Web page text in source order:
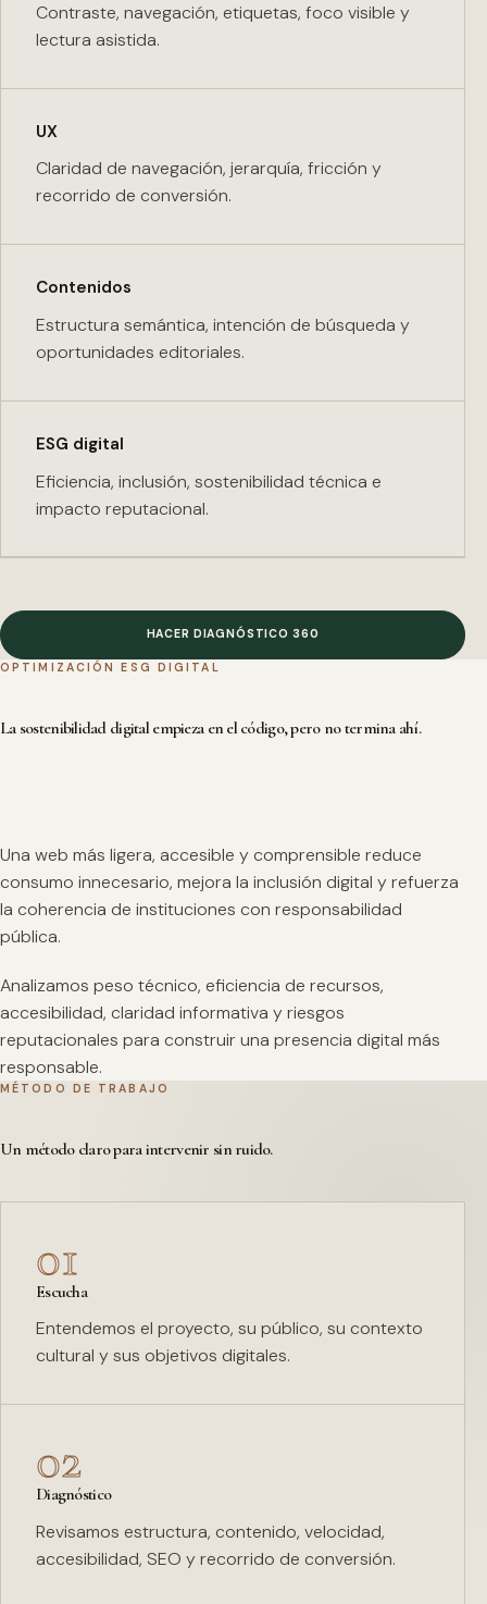
Contraste, navegación, etiquetas, foco visible y
lectura asistida.
UX
Claridad de navegación, jerarquía, fricción y
recorrido de conversión.
Contenidos
Estructura semántica, intención de búsqueda y
oportunidades editoriales.
ESG digital
Eficiencia, inclusión, sostenibilidad técnica e
impacto reputacional.
HACER DIAGNÓSTICO 360
OPTIMIZACIÓN ESG DIGITAL
La sostenibilidad digital empieza en el código, pero no termina ahí.
Una web más ligera, accesible y comprensible reduce
consumo innecesario, mejora la inclusión digital y refuerza
la coherencia de instituciones con responsabilidad
pública.
Analizamos peso técnico, eficiencia de recursos,
accesibilidad, claridad informativa y riesgos
reputacionales para construir una presencia digital más
responsable.
MÉTODO DE TRABAJO
Un método claro para intervenir sin ruido.
01
Escucha
Entendemos el proyecto, su público, su contexto
cultural y sus objetivos digitales.
02
Diagnóstico
Revisamos estructura, contenido, velocidad,
accesibilidad, SEO y recorrido de conversión.